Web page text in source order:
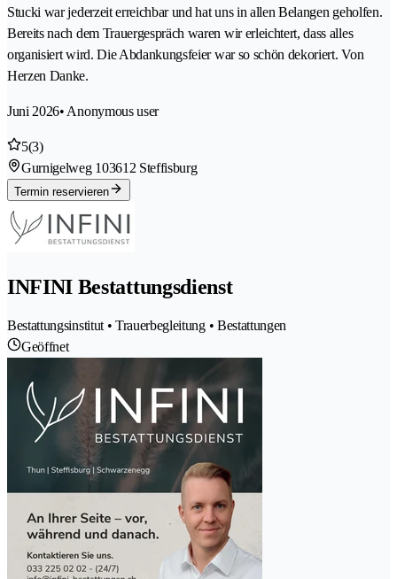
Stucki war jederzeit erreichbar und hat uns in allen Belangen geholfen.
Bereits nach dem Trauergespräch waren wir erleichtert, dass alles
organisiert wird. Die Abdankungsfeier war so schön dekoriert. Von
Herzen Danke.
Juni 2026• Anonymous user
5(3)
Gurnigelweg 103612 Steffisburg
Termin reservieren
INFINI Bestattungsdienst
Bestattungsinstitut • Trauerbegleitung • Bestattungen
Geöffnet